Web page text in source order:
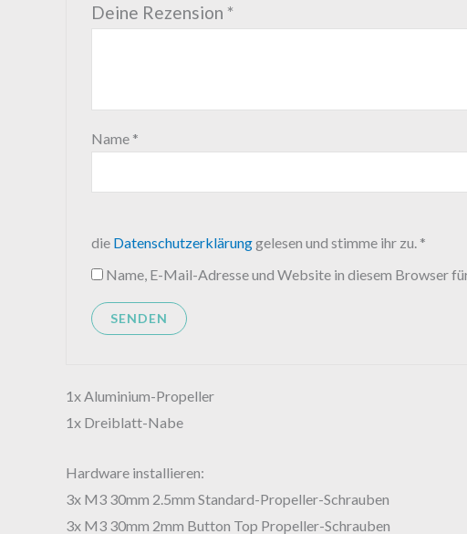
Deine Rezension *
Name *
die Datenschutzerklärunggelesen und stimme ihr zu. *
Name, E-Mail-Adresse und Website in diesem Browser
1x Aluminium-Propeller
1x Dreiblatt-Nabe
Hardware installieren:
3x M3 30mm 2.5mm Standard-Propeller-Schrauben
3x M3 30mm 2mm Button Top Propeller-Schrauben